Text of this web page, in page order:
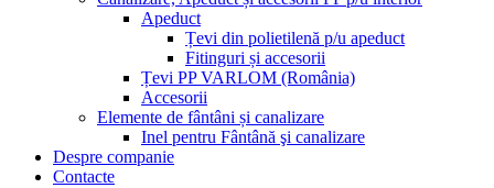
Apeduct
Țevi din polietilenă p/u apeduct
Fitinguri și accesorii
Țevi PP VARLOM (România)
Accesorii
Elemente de fântâni și canalizare
Inel pentru Fântână şi canalizare
Despre companie
Contacte